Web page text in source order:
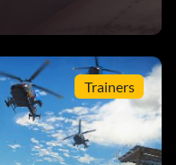
Trainers